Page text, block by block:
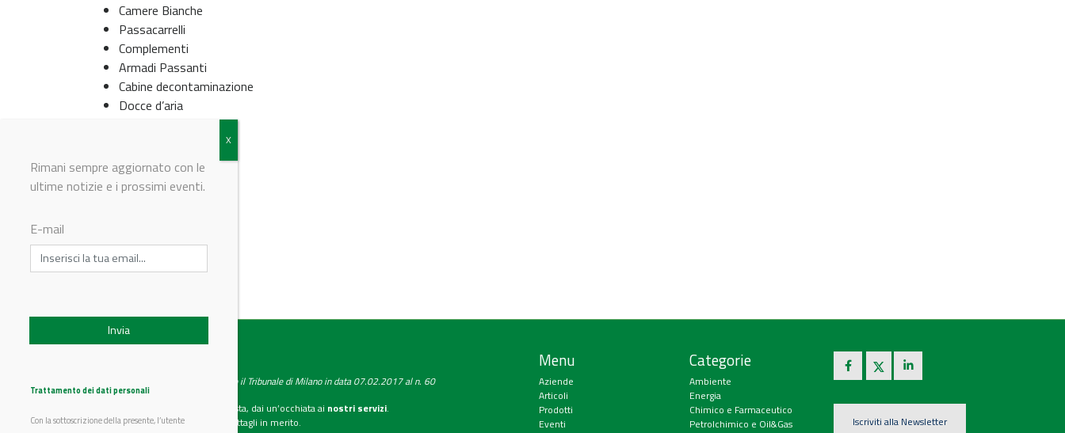
Camere Bianche
Passacarrelli
Complementi
Armadi Passanti
Cabine decontaminazione
Docce d’aria
Filtri per Industria
Testata giornalistica registrata presso il Tribunale di Milano in data 07.02.2017 al n. 60
Se vuoi diventare nostro inserzionista, dai un’occhiata ai nostri servizi.
Scarica il mediakitper maggiori dettagli in merito.
Menu
Aziende
Articoli
Prodotti
Eventi
Categorie
Ambiente
Energia
Chimico e Farmaceutico
Petrolchimico e Oil&Gas
Iscriviti alla Newsletter
Rimani sempre aggiornato con le
ultime notizie e i prossimi eventi.
E-mail
Trattamento dei dati personali
Con la sottoscrizione della presente, l’utente